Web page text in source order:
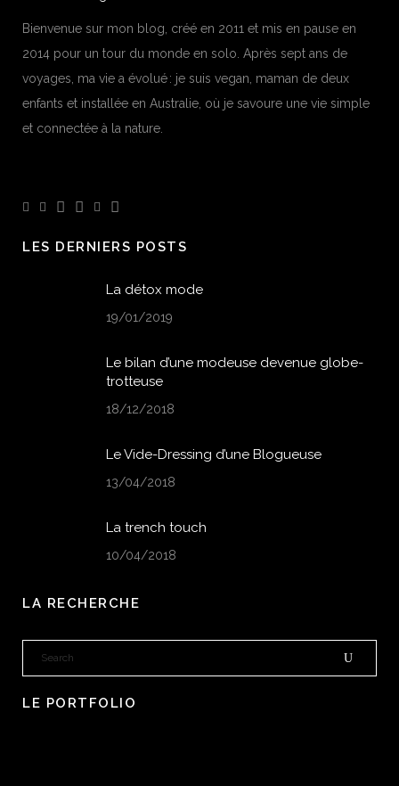
Bienvenue sur mon blog, créé en 2011 et mis en pause en
2014 pour un tour du monde en solo. Après sept ans de
voyages, ma vie a évolué : je suis vegan, maman de deux
enfants et installée en Australie, où je savoure une vie simple
et connectée à la nature.
LES DERNIERS POSTS
La détox mode
19/01/2019
Le bilan d’une modeuse devenue globe-
trotteuse
18/12/2018
Le Vide-Dressing d’une Blogueuse
13/04/2018
La trench touch
10/04/2018
LA RECHERCHE
LE PORTFOLIO